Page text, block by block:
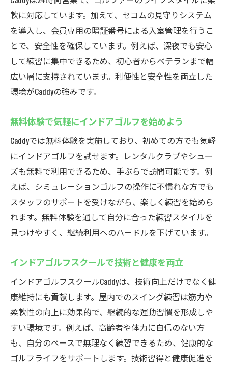
サポート
無料体験を活用してゴルフデビューを応援
厚木のインドアゴルフで新たな趣味を見つ
ける
効率的な練習環境が上達への近道となる理
由
左打席にも対応し幅広いゴルファーが楽し
オンライン予約で簡単に練習スケジュール
管理
Caddyのシミュレーションゴルフでスキルアップ
インドアゴルフスクールの最新シミュレー
ター体験
世界中のコースを屋内でプレイできる爽快
データ分析でスイングや飛距離を徹底サポ
ート
Caddyなら効率的なスキルアップが目指せる
理由
予約制で集中できるゴルフ練習環境の魅力
自分の成長を実感できるインドアゴルフス
クール
軟に対応しています。加えて、セコムの見守りシステム
を導入し、会員専用の暗証番号による入室管理を行うこ
とで、安全性を確保しています。例えば、深夜でも安心
して練習に集中できるため、初心者からベテランまで幅
広い層に支持されています。利便性と安全性を両立した
環境がCaddyの強みです。
無料体験で気軽にインドアゴルフを始めよう
Caddyでは無料体験を実施しており、初めての方でも気軽
にインドアゴルフを試せます。レンタルクラブやシュー
ズも無料で利用できるため、手ぶらで訪問可能です。例
えば、シミュレーションゴルフの操作に不慣れな方でも
スタッフのサポートを受けながら、楽しく練習を始めら
れます。無料体験を通して自分に合った練習スタイルを
見つけやすく、継続利用へのハードルを下げています。
インドアゴルフスクールで技術と健康を両立
インドアゴルフスクールCaddyは、技術向上だけでなく健
康維持にも貢献します。屋内でのスイング練習は筋力や
柔軟性の向上に効果的で、継続的な運動習慣を形成しや
すい環境です。例えば、高齢者や体力に自信のない方
も、自分のペースで無理なく練習できるため、健康的な
ゴルフライフをサポートします。技術習得と健康促進を